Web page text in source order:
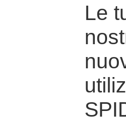
Le